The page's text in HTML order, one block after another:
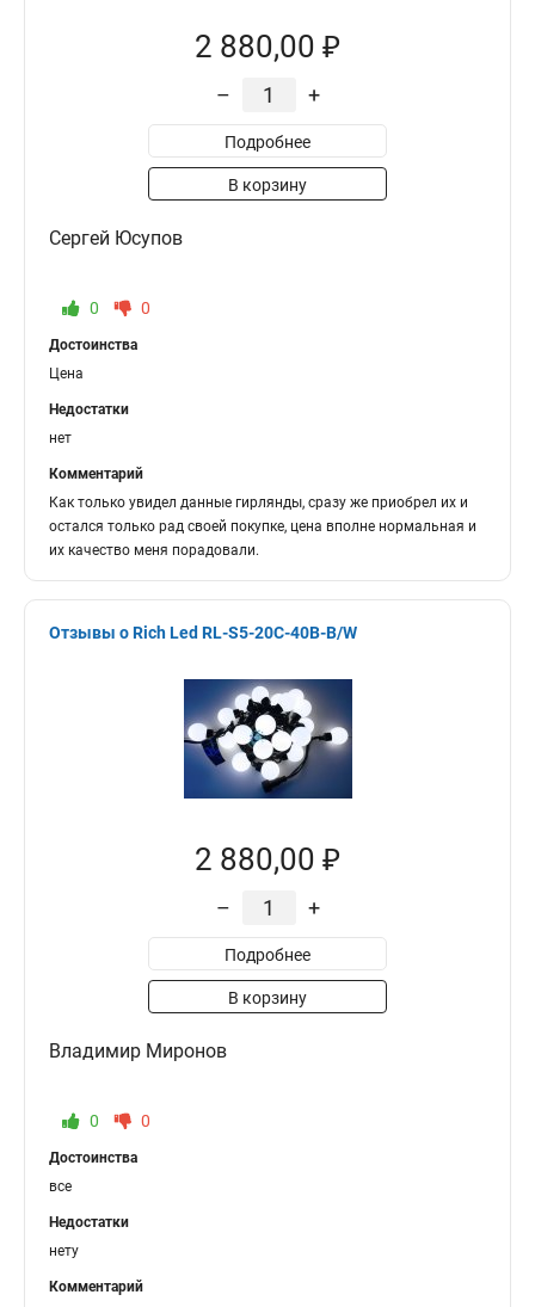
2 880,00 ₽
– +
Подробнее
В корзину
Сергей Юсупов
0 0
Достоинства
Цена
Недостатки
нет
Комментарий
Как только увидел данные гирлянды, сразу же приобрел их и
остался только рад своей покупке, цена вполне нормальная и
их качество меня порадовали.
Отзывы о Rich Led RL-S5-20C-40B-B/W
2 880,00 ₽
– +
Подробнее
В корзину
Владимир Миронов
0 0
Достоинства
все
Недостатки
нету
Комментарий